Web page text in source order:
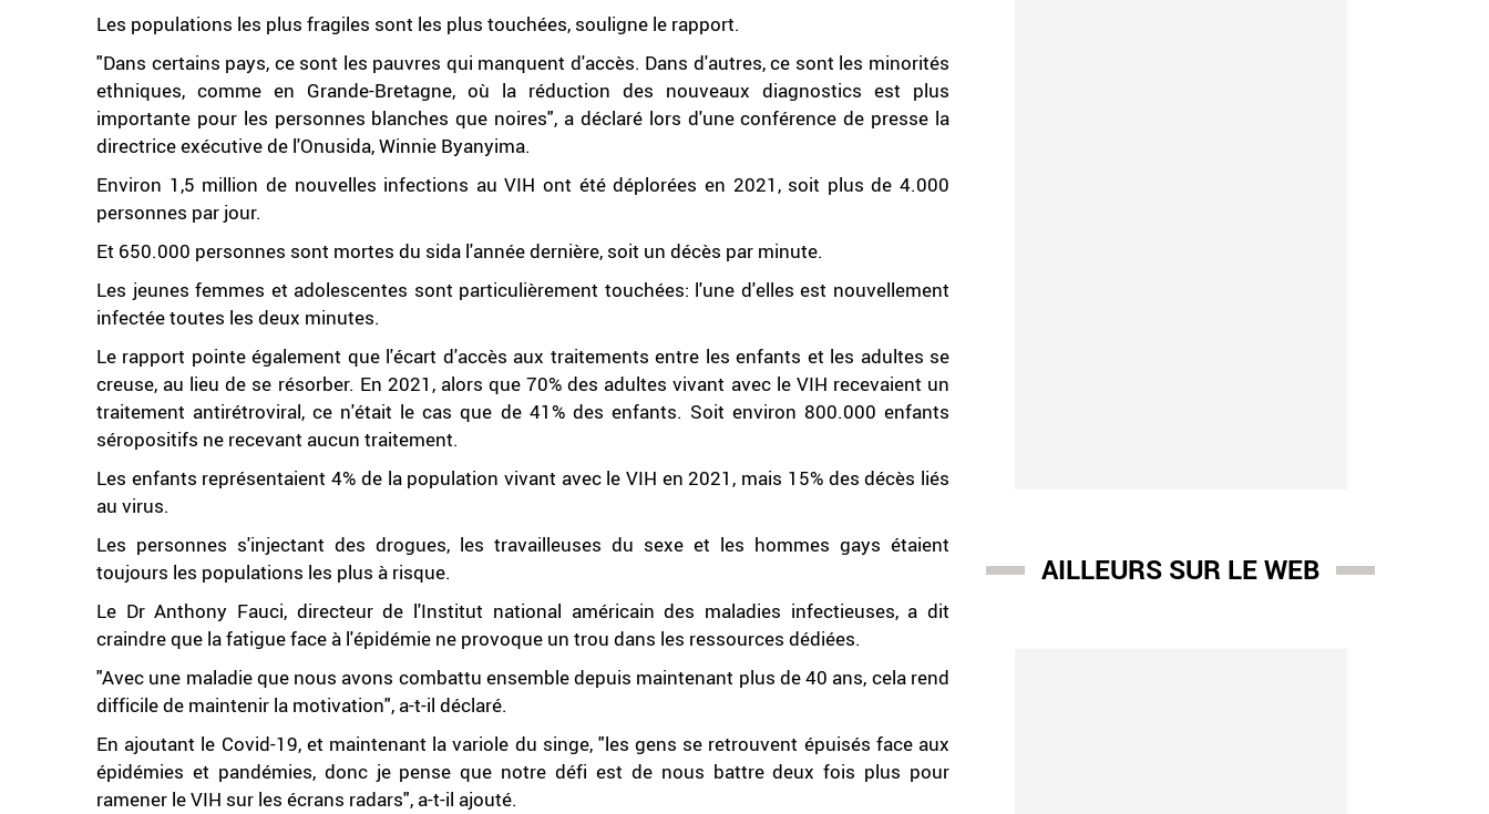
Les populations les plus fragiles sont les plus touchées, souligne le rapport.
"Dans certains pays, ce sont les pauvres qui manquent d'accès. Dans d'autres, ce sont les minorités
ethniques, comme en Grande-Bretagne, où la réduction des nouveaux diagnostics est plus
importante pour les personnes blanches que noires", a déclaré lors d'une conférence de presse la
directrice exécutive de l'Onusida, Winnie Byanyima.
Environ 1,5 million de nouvelles infections au VIH ont été déplorées en 2021, soit plus de 4.000
personnes par jour.
Et 650.000 personnes sont mortes du sida l'année dernière, soit un décès par minute.
Les jeunes femmes et adolescentes sont particulièrement touchées: l'une d'elles est nouvellement
infectée toutes les deux minutes.
Le rapport pointe également que l'écart d'accès aux traitements entre les enfants et les adultes se
creuse, au lieu de se résorber. En 2021, alors que 70% des adultes vivant avec le VIH recevaient un
traitement antirétroviral, ce n'était le cas que de 41% des enfants. Soit environ 800.000 enfants
séropositifs ne recevant aucun traitement.
Les enfants représentaient 4% de la population vivant avec le VIH en 2021, mais 15% des décès liés
au virus.
Les personnes s'injectant des drogues, les travailleuses du sexe et les hommes gays étaient
toujours les populations les plus à risque.
Le Dr Anthony Fauci, directeur de l'Institut national américain des maladies infectieuses, a dit
craindre que la fatigue face à l'épidémie ne provoque un trou dans les ressources dédiées.
"Avec une maladie que nous avons combattu ensemble depuis maintenant plus de 40 ans, cela rend
difficile de maintenir la motivation", a-t-il déclaré.
En ajoutant le Covid-19, et maintenant la variole du singe, "les gens se retrouvent épuisés face aux
épidémies et pandémies, donc je pense que notre défi est de nous battre deux fois plus pour
ramener le VIH sur les écrans radars", a-t-il ajouté.
AILLEURS SUR LE WEB